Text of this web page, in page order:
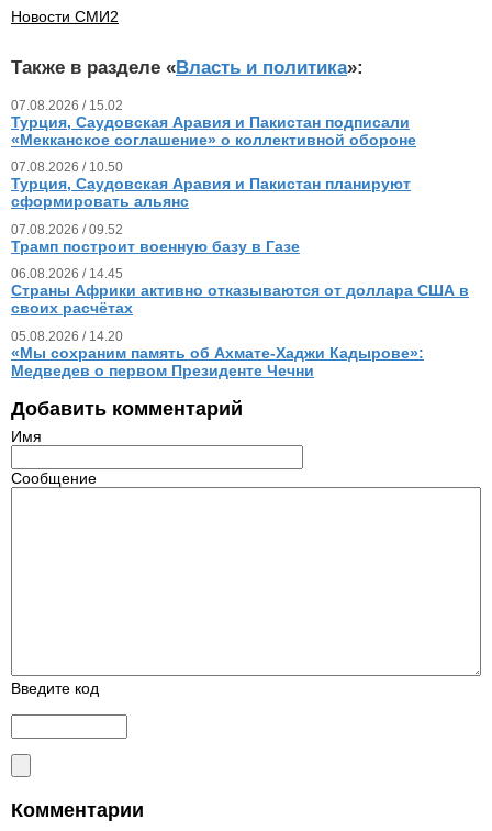
Новости СМИ2
Также в разделе «Власть и политика»:
07.08.2026 / 15.02
Турция, Саудовская Аравия и Пакистан подписали
«Мекканское соглашение» о коллективной обороне
07.08.2026 / 10.50
Турция, Саудовская Аравия и Пакистан планируют
сформировать альянс
07.08.2026 / 09.52
Трамп построит военную базу в Газе
06.08.2026 / 14.45
Страны Африки активно отказываются от доллара США в
своих расчётах
05.08.2026 / 14.20
«Мы сохраним память об Ахмате-Хаджи Кадырове»:
Медведев о первом Президенте Чечни
Добавить комментарий
Имя
Сообщение
Введите код
Комментарии